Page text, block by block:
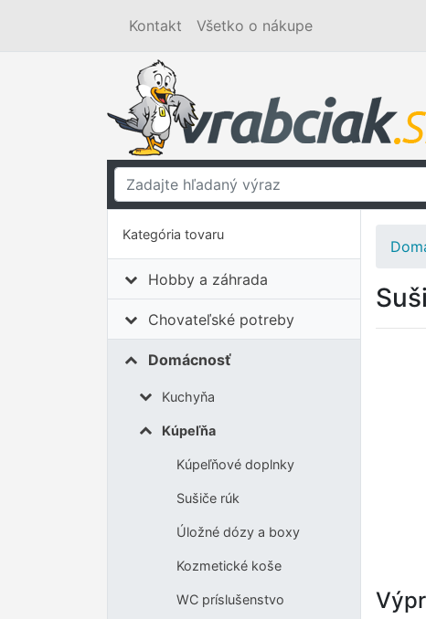
Kontakt Všetko o nákupe
Kategória tovaru
Hobby a záhrada
Chovateľské potreby
Domácnosť
Kuchyňa
Kúpeľňa
Kúpeľňové doplnky
Sušiče rúk
Úložné dózy a boxy
Kozmetické koše
WC príslušenstvo